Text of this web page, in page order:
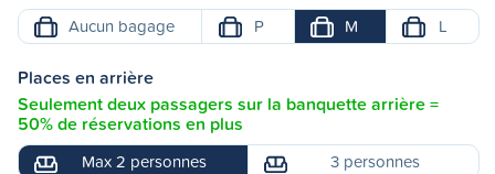
Aucun bagage P M L
Places en arrière
Seulement deux passagers sur la banquette arrière =
50% de réservations en plus
Max 2 personnes 3 personnes